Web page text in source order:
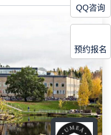
QQ咨询
预约报名